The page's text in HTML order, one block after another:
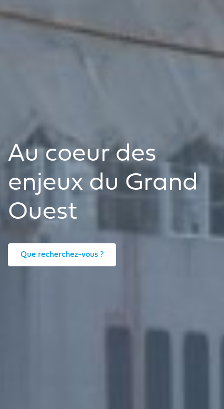
Au coeur des
enjeux du Grand
Ouest
Que recherchez-vous ?